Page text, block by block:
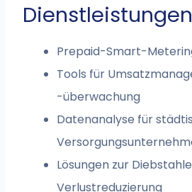
Prepaid-Smart-
Tools für
-überwachung
Datenanalyse für
Lösungen zur
Verlustreduzierung